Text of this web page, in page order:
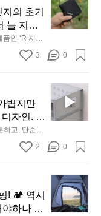
의
휴
식
서
이
동
중
인
안
도
누
구
미
니
미
멀
의 초기
늘 지니
, 형태,
합니다.
균형감
에 철저
한 수납
얇게 설계
접 손으
인 ‘R 지퍼
물건에는 크
재합니다.
함에 철저히
사용감은, 꼭
걸
처
만
든
1
0
년
이
었
릿
지
의
3 0
볍지만
자인. 일
어주는 R
서 만나
하고, 단순하
를 자연스럽
에서 만나보
필
요
한
만,
오
사
용
할
2 0
! 🏕 역시
하나 여
년
만